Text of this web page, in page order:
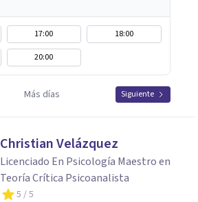
17:00
18:00
20:00
Más días Siguiente
Christian Velázquez
Licenciado En Psicología Maestro en
Teoría Crítica Psicoanalista
5 / 5